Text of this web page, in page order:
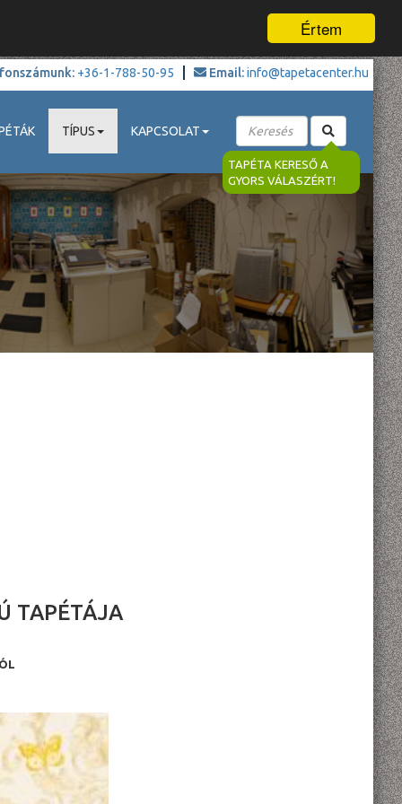
Értem
+36-1-788-50-95 Email:info@tapetacenter.hu
TÍPUS KAPCSOLAT
TAPÉTA KERESŐ A
GYORS VÁLASZÉRT!
TAPÉTÁJA